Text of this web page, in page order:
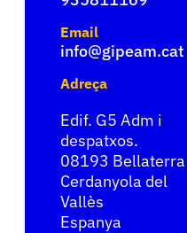
Email
info@gipeam.cat
Adreça
Edif. G5 Adm i
despatxos.
08193 Bellaterra
Cerdanyola del
Vallès
Espanya